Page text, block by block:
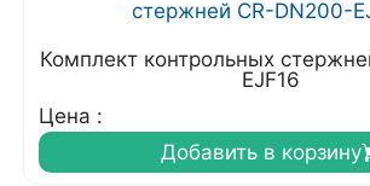
Комплект контрольных
EJF16
Цена :
Добавить в корзину